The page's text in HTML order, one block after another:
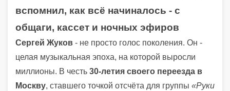
вспомнил, как всё начиналось - с
общаги, кассет и ночных эфиров
Сергей Жуков - не просто голос поколения. Он -
целая музыкальная эпоха, на которой выросли
миллионы. В честь 30-летия своего переезда в
Москву, ставшего точкой отсчёта для группы «Руки